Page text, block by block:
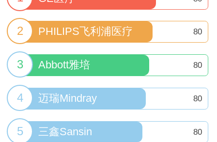
2 PHILIPS飞利浦医疗 80
3 Abbott雅培 80
4 迈瑞Mindray 80
5 三鑫Sansin 80